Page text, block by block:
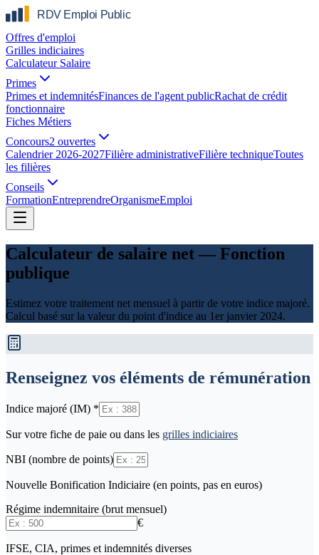
Offres d'emploi
Grilles indiciaires
Calculateur Salaire
Primes
Primes et indemnitésFinances de l'agent publicRachat de crédit
fonctionnaire
Fiches Métiers
Concours2 ouvertes
Calendrier 2026-2027Filière administrativeFilière techniqueToutes
les filières
Conseils
FormationEntreprendreOrganismeEmploi
Calculateur de salaire net — Fonction
publique
Estimez votre traitement net mensuel à partir de votre indice majoré.
Calcul basé sur la valeur du point d'indice au 1er janvier 2024.
Renseignez vos éléments de rémunération
Indice majoré (IM) *
Sur votre fiche de paie ou dans les grilles indiciaires
NBI (nombre de points)
Nouvelle Bonification Indiciaire (en points, pas en euros)
Régime indemnitaire (brut mensuel)
€
IFSE, CIA, primes et indemnités diverses